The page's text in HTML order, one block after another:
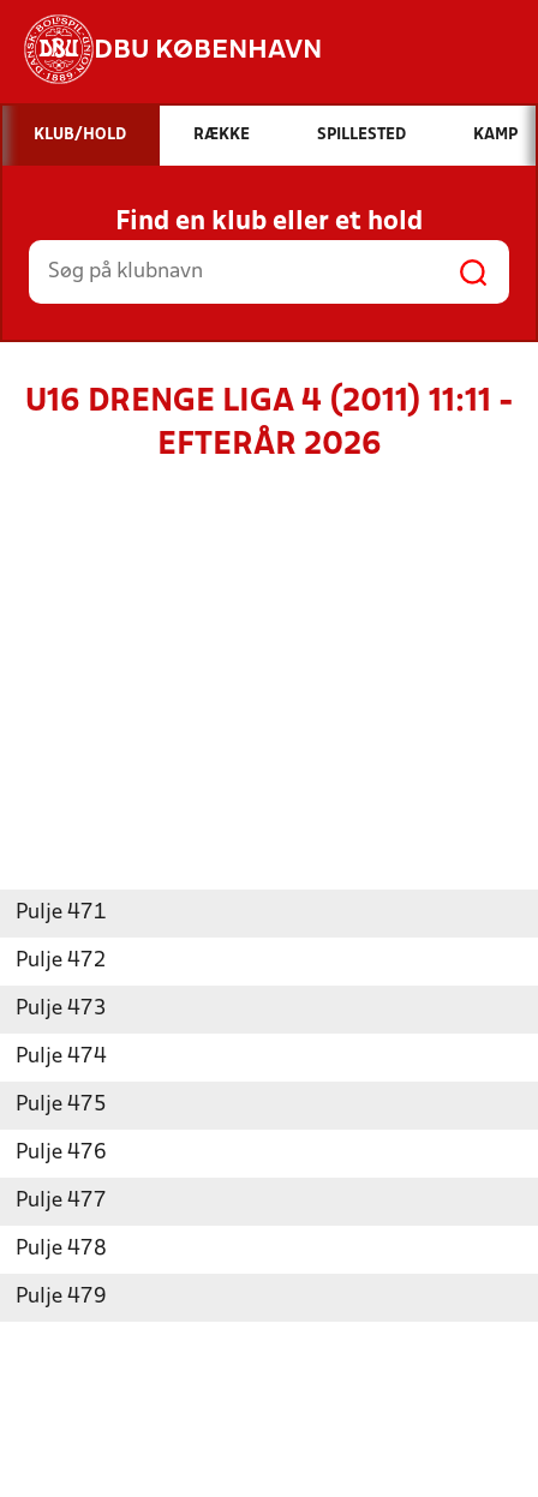
DBU KØBENHAVN
Hvad vil du søge efter?
INDHOLD OG NYHEDER
STILLINGER, RESULTATER, KLUBBER OG
HOLD
KLUB/HOLD RÆKKE SPILLESTED KAMP
Find en klub eller et hold
U16 DRENGE LIGA 4 (2011) 11:11 -
EFTERÅR 2026
Pulje 471
Pulje 472
Pulje 473
Pulje 474
Pulje 475
Pulje 476
Pulje 477
Pulje 478
Pulje 479